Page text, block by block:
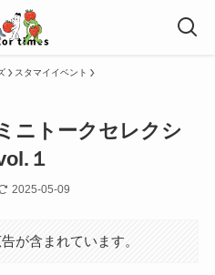
スタマイイベント
ニトークセレクシ
１
2025-05-09
が含まれています。